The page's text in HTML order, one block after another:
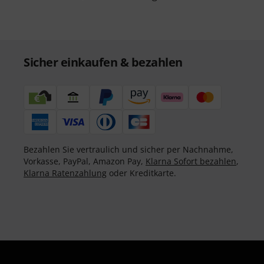
Sicher einkaufen & bezahlen
Bezahlen Sie vertraulich und sicher per Nachnahme,
Vorkasse, PayPal, Amazon Pay, Klarna Sofort bezahlen,
Klarna Ratenzahlung oder Kreditkarte.